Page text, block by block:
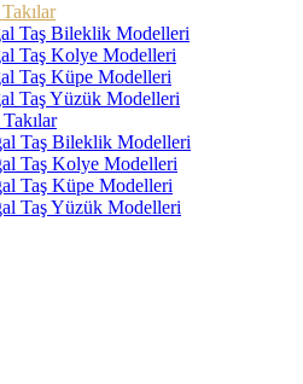
Taş Bileklik Modelleri
Taş Kolye Modelleri
Taş Küpe Modelleri
Taş Yüzük Modelleri
Taş Bileklik Modelleri
Taş Kolye Modelleri
Taş Küpe Modelleri
Taş Yüzük Modelleri